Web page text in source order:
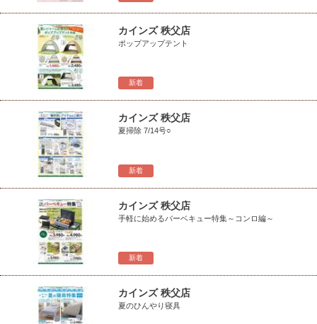
新着
カインズ 秩父店
ポップアップテント
新着
カインズ 秩父店
夏掃除 7/14号○
新着
カインズ 秩父店
手軽に始めるバーベキュー特集～コンロ編～
カインズ 秩父店
夏のひんやり寝具